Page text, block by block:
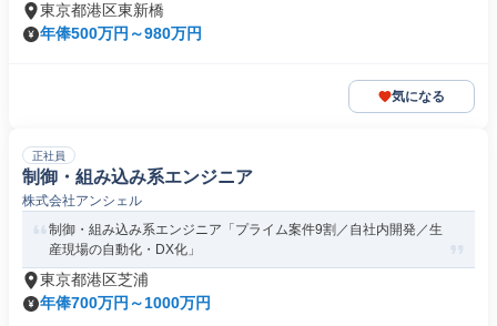
東京都港区東新橋
年俸500万円～980万円
気になる
正社員
制御・組み込み系エンジニア
株式会社アンシェル
制御・組み込み系エンジニア「プライム案件9割／自社内開発／生
産現場の自動化・DX化」
東京都港区芝浦
年俸700万円～1000万円